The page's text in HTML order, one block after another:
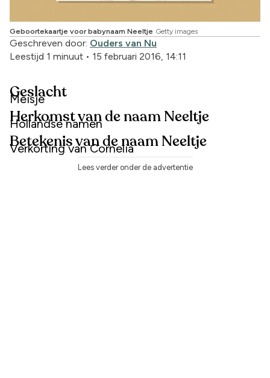
Geboortekaartje voor babynaam Neeltje Getty images
Geschreven door: Ouders van Nu
Leestijd 1 minuut • 15 februari 2016, 14:11
Geslacht
Meisje
Herkomst van de naam Neeltje
Hollandse namen
Betekenis van de naam Neeltje
Verkorting van Cornelia
Lees verder onder de advertentie